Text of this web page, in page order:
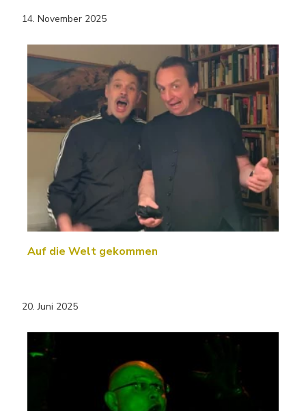
14. November 2025
Auf die Welt gekommen
20. Juni 2025